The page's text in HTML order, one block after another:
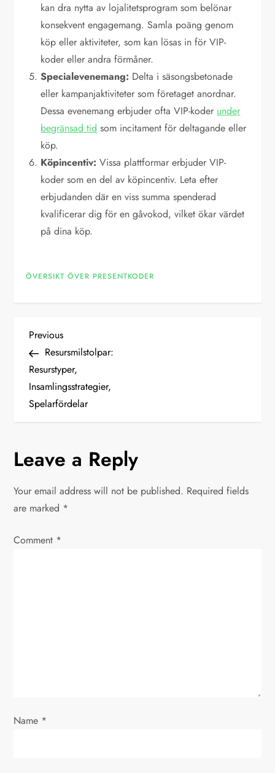
kan dra nytta av lojalitetsprogram som belönar
konsekvent engagemang. Samla poäng genom
köp eller aktiviteter, som kan lösas in för VIP-
koder eller andra förmåner.
Specialevenemang: Delta i säsongsbetonade
eller kampanjaktiviteter som företaget anordnar.
Dessa evenemang erbjuder ofta VIP-koder under
begränsad tid som incitament för deltagande eller
köp.
Köpincentiv: Vissa plattformar erbjuder VIP-
koder som en del av köpincentiv. Leta efter
erbjudanden där en viss summa spenderad
kvalificerar dig för en gåvokod, vilket ökar värdet
på dina köp.
ÖVERSIKT ÖVER PRESENTKODER
P
o
s
n
a
v
i
n
Previous
Post
Previous
Resursmilstolpar:
Resurstyper,
Insamlingsstrategier,
Spelarfördelar
Leave a Reply
Your email address will not be published. Required fields
are marked *
Comment *
Name *